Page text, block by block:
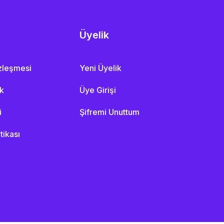
Üyelik
Yeni Üyelik
Üye Girişi
Şifremi Unuttum